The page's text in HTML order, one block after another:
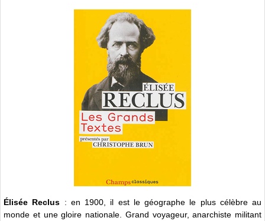
Élisée Reclus : en 1900, il est le géographe le plus célèbre au
monde et une gloire nationale. Grand voyageur, anarchiste militant